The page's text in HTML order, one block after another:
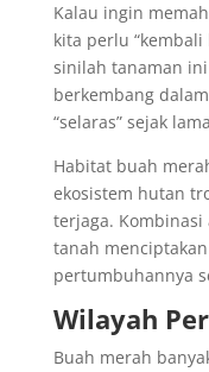
Kalau ingin
kita perlu
sinilah tanaman
berkembang
“selaras” sejak
Habitat buah
ekosistem hutan
terjaga.
tanah
pertumbuhannya
Wilayah
Buah merah